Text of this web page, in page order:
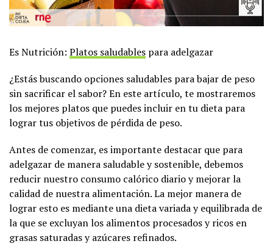
Es Nutrición: Platos saludables para adelgazar
¿Estás buscando opciones saludables para bajar de peso
sin sacrificar el sabor? En este artículo, te mostraremos
los mejores platos que puedes incluir en tu dieta para
lograr tus objetivos de pérdida de peso.
Antes de comenzar, es importante destacar que para
adelgazar de manera saludable y sostenible, debemos
reducir nuestro consumo calórico diario y mejorar la
calidad de nuestra alimentación. La mejor manera de
lograr esto es mediante una dieta variada y equilibrada de
la que se excluyan los alimentos procesados y ricos en
grasas saturadas y azúcares refinados.